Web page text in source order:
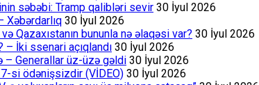
səbəbi: Tramp qalibləri sevir 30 İyul 2026
Xəbərdarlıq 30 İyul 2026
Qazaxıstanın bununla nə əlaqəsi var? 30 İyul 2026
– İki ssenari açıqlandı 30 İyul 2026
– Generallar üz-üzə gəldi 30 İyul 2026
si ödənişsizdir (VİDEO) 30 İyul 2026